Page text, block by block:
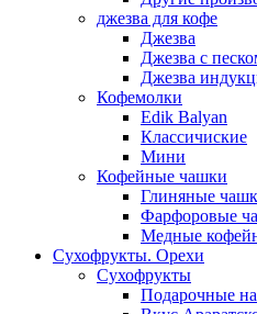
джезва для кофе
Джезва
Джезва с
Джезва
Кофемолки
Edik Balyan
Классичиские
Мини
Кофейные чашки
Глиняные
Фарфоровые
Медные
Сухофрукты. Орехи
Сухофрукты
Подарочные